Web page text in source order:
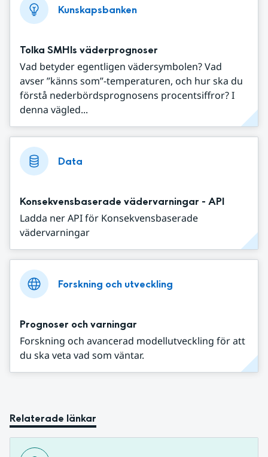
Kunskapsbanken
Tolka SMHIs väderprognoser
Vad betyder egentligen vädersymbolen? Vad
avser ”känns som”-temperaturen, och hur ska du
förstå nederbördsprognosens procentsiffror? I
denna vägled...
Data
Konsekvensbaserade vädervarningar - API
Ladda ner API för Konsekvensbaserade
vädervarningar
Forskning och utveckling
Prognoser och varningar
Forskning och avancerad modellutveckling för att
du ska veta vad som väntar.
Relaterade länkar